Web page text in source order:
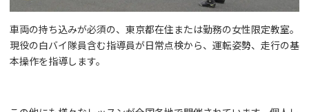
車両の持ち込みが必須の、東京都在住または勤務の女性限定教室。
現役の白バイ隊員含む指導員が日常点検から、運転姿勢、走行の基
本操作を指導します。